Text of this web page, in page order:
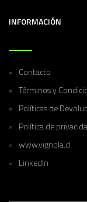
INFORMACIÓN
Contacto
Términos y
Políticas de
Política de
www.vignola.cl
LinkedIn